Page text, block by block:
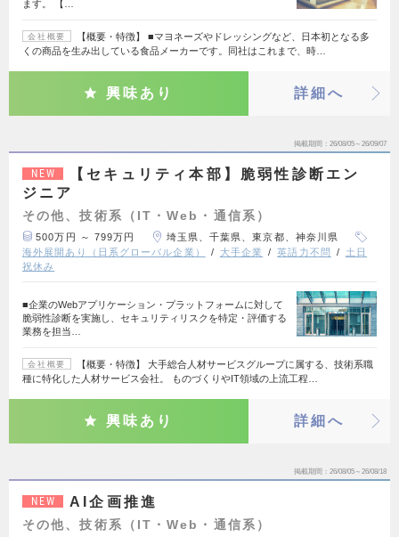
ます。 【…
会社概要
【概要・特徴】 ■マヨネーズやドレッシングなど、日本初となる多
くの商品を生み出している食品メーカーです。同社はこれまで、時…
興味あり 詳細へ
掲載期間 26/08/05～26/09/07
NEW
【セキュリティ本部】脆弱性診断エン
ジニア
その他、技術系（IT・Web・通信系）
500万円 ～ 799万円
埼玉県、千葉県、東京都、神奈川県
海外展開あり（日系グローバル企業）
大手企業 英語力不問
土日
祝休み
■企業のWebアプリケーション・プラットフォームに対して
脆弱性診断を実施し、セキュリティリスクを特定・評価する
業務を担当…
会社概要
【概要・特徴】 大手総合人材サービスグループに属する、技術系職
種に特化した人材サービス会社。 ものづくりやIT領域の上流工程…
興味あり 詳細へ
掲載期間 26/08/05～26/08/18
NEW AI企画推進
その他、技術系（IT・Web・通信系）